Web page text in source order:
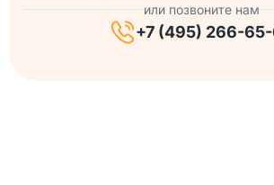
или позвоните нам
+7 (495) 266-